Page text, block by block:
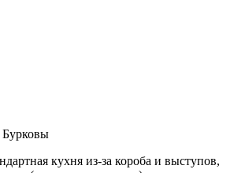
кухня из-за короба и выступов,